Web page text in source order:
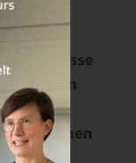
absolut
Mousse
Beeren
die
Rührkuchen
mit